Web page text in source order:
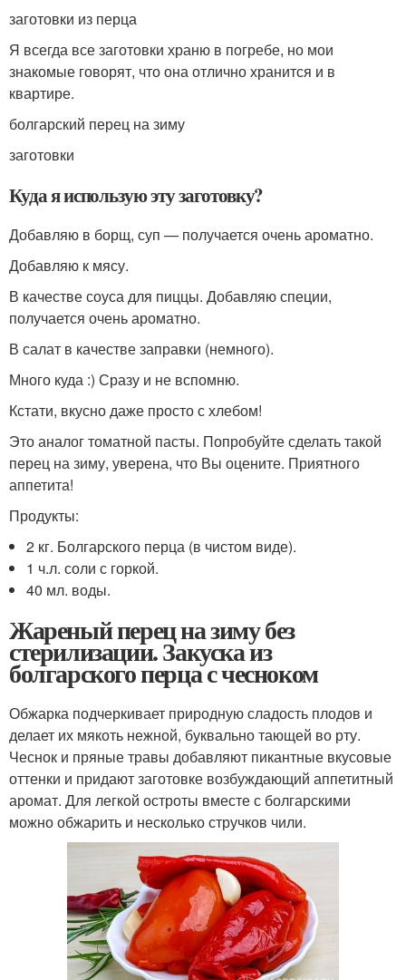
заготовки из перца
Я всегда все заготовки храню в погребе, но мои
знакомые говорят, что она отлично хранится и в
квартире.
болгарский перец на зиму
заготовки
Куда я использую эту заготовку?
Добавляю в борщ, суп — получается очень ароматно.
Добавляю к мясу.
В качестве соуса для пиццы. Добавляю специи,
получается очень ароматно.
В салат в качестве заправки (немного).
Много куда :) Сразу и не вспомню.
Кстати, вкусно даже просто с хлебом!
Это аналог томатной пасты. Попробуйте сделать такой
перец на зиму, уверена, что Вы оцените. Приятного
аппетита!
Продукты:
2 кг. Болгарского перца (в чистом виде).
1 ч.л. соли с горкой.
40 мл. воды.
Жареный перец на зиму без
стерилизации. Закуска из
болгарского перца с чесноком
Обжарка подчеркивает природную сладость плодов и
делает их мякоть нежной, буквально тающей во рту.
Чеснок и пряные травы добавляют пикантные вкусовые
оттенки и придают заготовке возбуждающий аппетитный
аромат. Для легкой остроты вместе с болгарскими
можно обжарить и несколько стручков чили.